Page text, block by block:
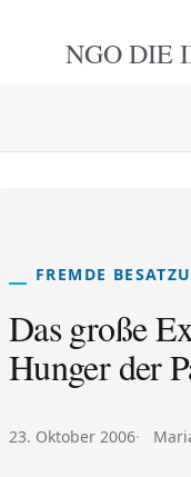
NGO DIE
FREMDE
Das große
Hunger der
Veröffentlicht am:
23. Oktober 2006